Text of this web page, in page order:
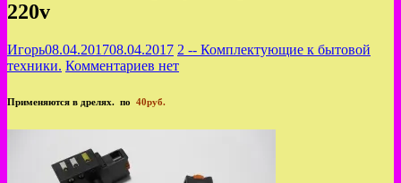
220v
Игорь08.04.201708.04.2017 2 -- Комплектующие к бытовой
техники. Комментариев нет
Применяются в дрелях. по 40руб.